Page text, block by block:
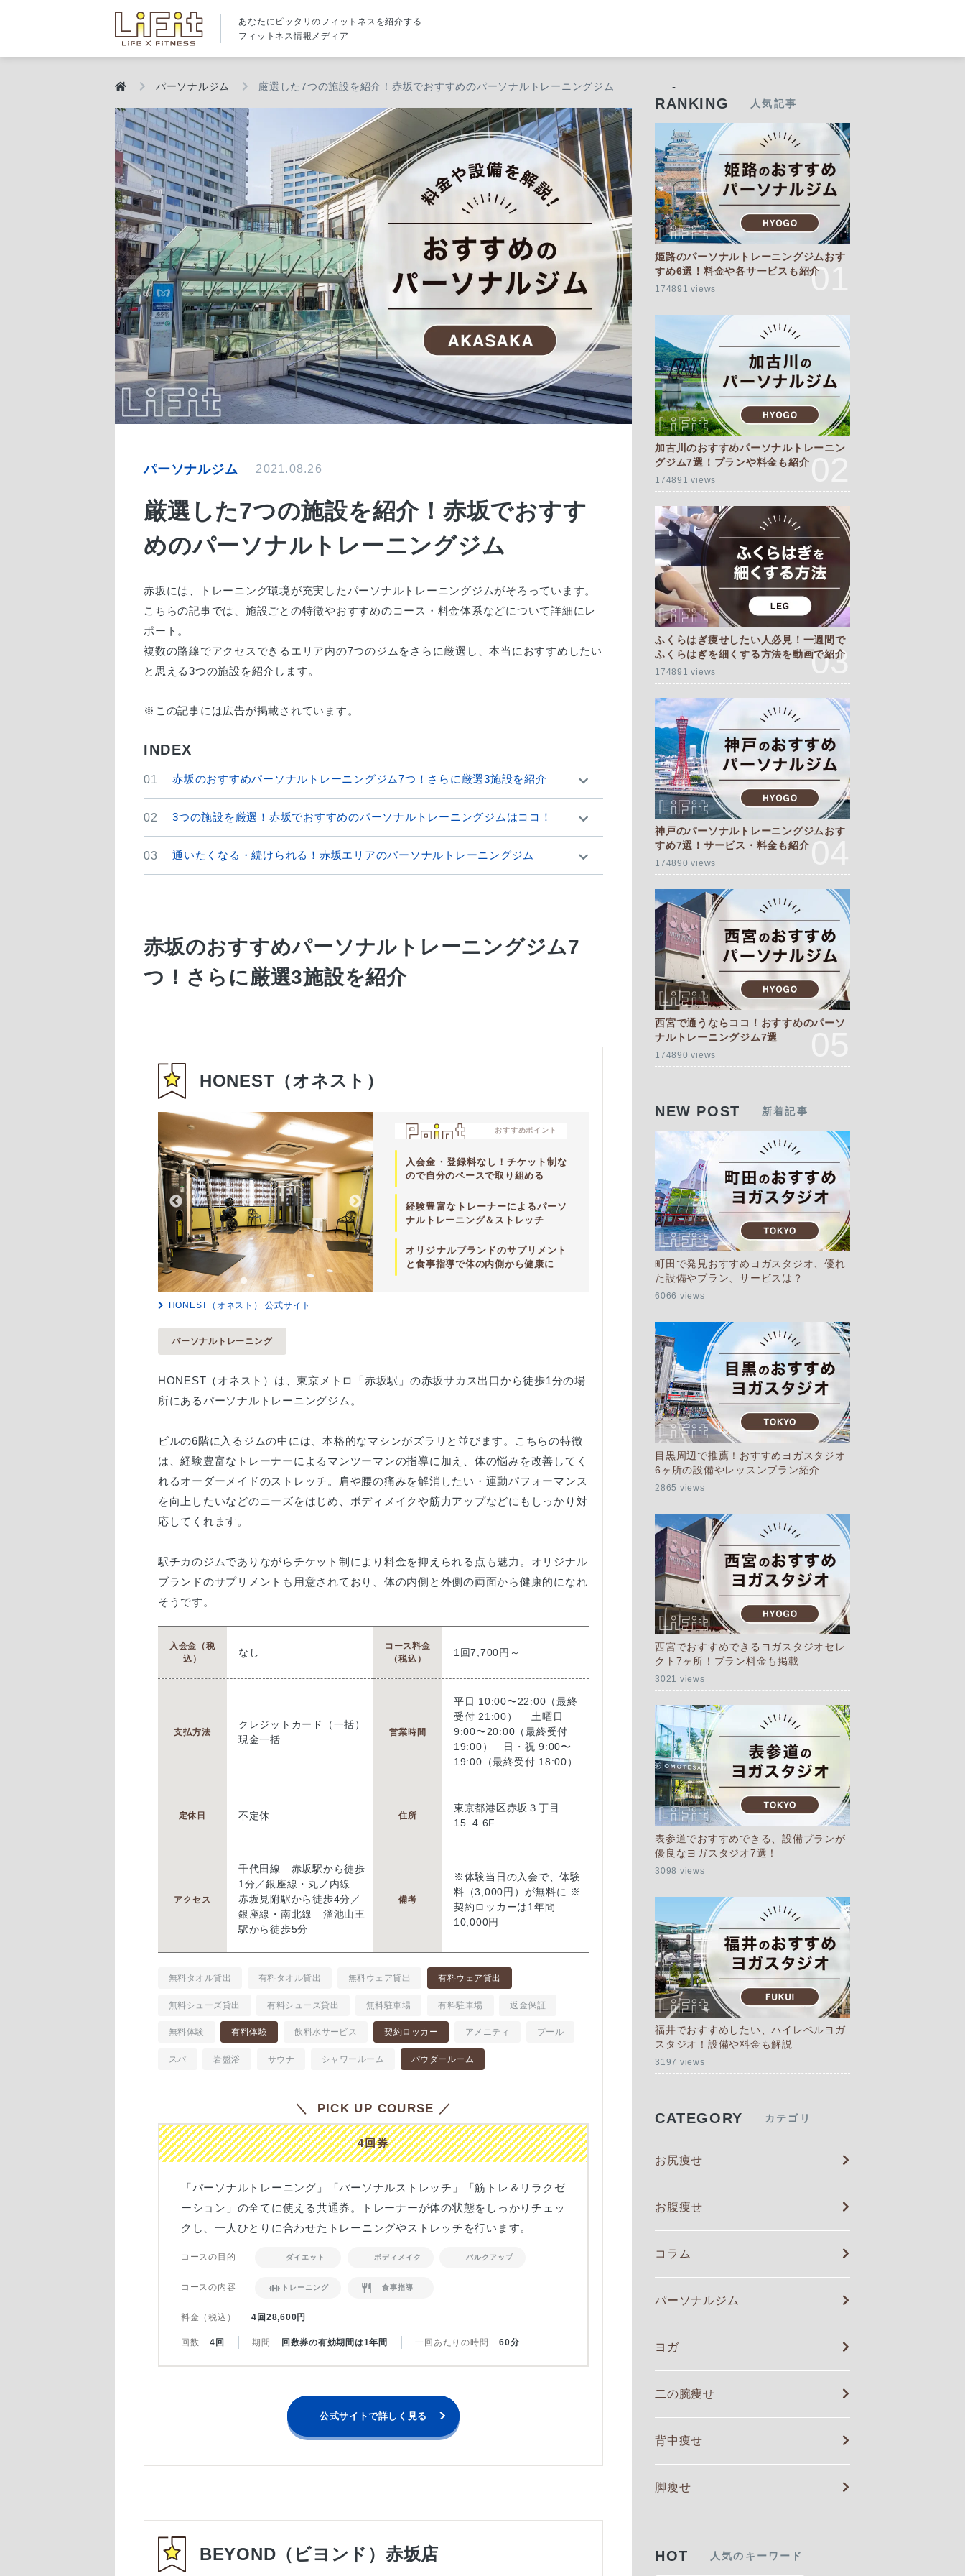
あなたにピッタリのフィットネスを紹介する
フィットネス情報メディア
パーソナルジム 厳選した7つの施設を紹介！赤坂でおすすめのパーソナルトレーニングジム
パーソナルジム 2021.08.26
厳選した7つの施設を紹介！赤坂でおすす
めのパーソナルトレーニングジム
赤坂には、トレーニング環境が充実したパーソナルトレーニングジムがそろっています。
こちらの記事では、施設ごとの特徴やおすすめのコース・料金体系などについて詳細にレ
ポート。
複数の路線でアクセスできるエリア内の7つのジムをさらに厳選し、本当におすすめしたい
と思える3つの施設を紹介します。
INDEX
01 赤坂のおすすめパーソナルトレーニングジム7つ！さらに厳選3施設を紹介
02 3つの施設を厳選！赤坂でおすすめのパーソナルトレーニングジムはココ！
03 通いたくなる・続けられる！赤坂エリアのパーソナルトレーニングジム
赤坂のおすすめパーソナルトレーニングジム7
つ！さらに厳選3施設を紹介
HONEST（オネスト）
おすすめポイント
入会金・登録料なし！チケット制な
ので自分のペースで取り組める
経験豊富なトレーナーによるパーソ
ナルトレーニング＆ストレッチ
オリジナルブランドのサプリメント
と食事指導で体の内側から健康に
HONEST（オネスト） 公式サイト
パーソナルトレーニング
HONEST（オネスト）は、東京メトロ「赤坂駅」の赤坂サカス出口から徒歩1分の場
所にあるパーソナルトレーニングジム。
ビルの6階に入るジムの中には、本格的なマシンがズラリと並びます。こちらの特徴
は、経験豊富なトレーナーによるマンツーマンの指導に加え、体の悩みを改善してく
れるオーダーメイドのストレッチ。肩や腰の痛みを解消したい・運動パフォーマンス
を向上したいなどのニーズをはじめ、ボディメイクや筋力アップなどにもしっかり対
応してくれます。
駅チカのジムでありながらチケット制により料金を抑えられる点も魅力。オリジナル
ブランドのサプリメントも用意されており、体の内側と外側の両面から健康的になれ
そうです。
入会金（税
込）
なし
コース料金
（税込）
1回7,700円～
支払方法
クレジットカード（一括）
現金一括
営業時間
平日 10:00〜22:00（最終
受付 21:00） 土曜日
9:00〜20:00（最終受付
19:00） 日・祝 9:00〜
19:00（最終受付 18:00）
定休日 不定休 住所
東京都港区赤坂３丁目
15−4 6F
アクセス
千代田線 赤坂駅から徒歩
1分／銀座線・丸ノ内線
赤坂見附駅から徒歩4分／
銀座線・南北線 溜池山王
駅から徒歩5分
備考
※体験当日の入会で、体験
料（3,000円）が無料に ※
契約ロッカーは1年間
10,000円
無料タオル貸出 有料タオル貸出 無料ウェア貸出 有料ウェア貸出
無料シューズ貸出 有料シューズ貸出 無料駐車場 有料駐車場 返金保証
無料体験 有料体験 飲料水サービス 契約ロッカー アメニティ プール
スパ 岩盤浴 サウナ シャワールーム パウダールーム
＼ PICK UP COURSE ／
4回券
「パーソナルトレーニング」「パーソナルストレッチ」「筋トレ＆リラクゼ
ーション」の全てに使える共通券。トレーナーが体の状態をしっかりチェッ
クし、一人ひとりに合わせたトレーニングやストレッチを行います。
コースの目的 ダイエット ボディメイク バルクアップ
コースの内容 トレーニング 食事指導
料金（税込） 4回28,600円
回数 4回 期間 回数券の有効期間は1年間 一回あたりの時間 60分
公式サイトで詳しく見る
BEYOND（ビヨンド）赤坂店
-
RANKING 人気記事
姫路のパーソナルトレーニングジムおす
すめ6選！料金や各サービスも紹介
174891 views
加古川のおすすめパーソナルトレーニン
グジム7選！プランや料金も紹介
174891 views
ふくらはぎ痩せしたい人必見！一週間で
ふくらはぎを細くする方法を動画で紹介
174891 views
神戸のパーソナルトレーニングジムおす
すめ7選！サービス・料金も紹介
174890 views
西宮で通うならココ！おすすめのパーソ
ナルトレーニングジム7選
174890 views
NEW POST 新着記事
町田で発見おすすめヨガスタジオ、優れ
た設備やプラン、サービスは？
6066 views
目黒周辺で推薦！おすすめヨガスタジオ
6ヶ所の設備やレッスンプラン紹介
2865 views
西宮でおすすめできるヨガスタジオセレ
クト7ヶ所！プラン料金も掲載
3021 views
表参道でおすすめできる、設備プランが
優良なヨガスタジオ7選！
3098 views
福井でおすすめしたい、ハイレベルヨガ
スタジオ！設備や料金も解説
3197 views
CATEGORY カテゴリ
お尻痩せ
お腹痩せ
コラム
パーソナルジム
ヨガ
二の腕痩せ
背中痩せ
脚瘦せ
HOT 人気のキーワード